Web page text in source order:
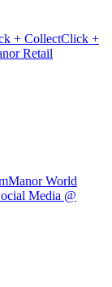
+ CollectClick +
Retail
Manor World
Media @